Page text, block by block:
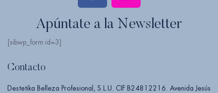
Apúntate a la Newsletter
[sibwp_form id=3]
Contacto
Destetika Belleza Profesional, S.L.U. CIF B24812216. Avenida Jesús